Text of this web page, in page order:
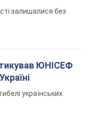
залишалися без
ЮНІСЕФ
українських